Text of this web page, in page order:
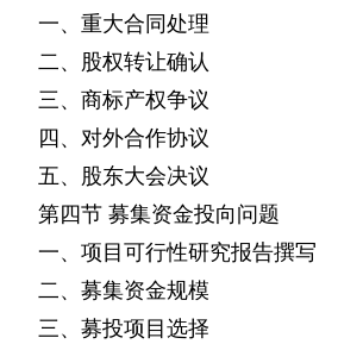
一、重大合同处理
二、股权转让确认
三、商标产权争议
四、对外合作协议
五、股东大会决议
第四节 募集资金投向问题
一、项目可行性研究报告撰写
二、募集资金规模
三、募投项目选择